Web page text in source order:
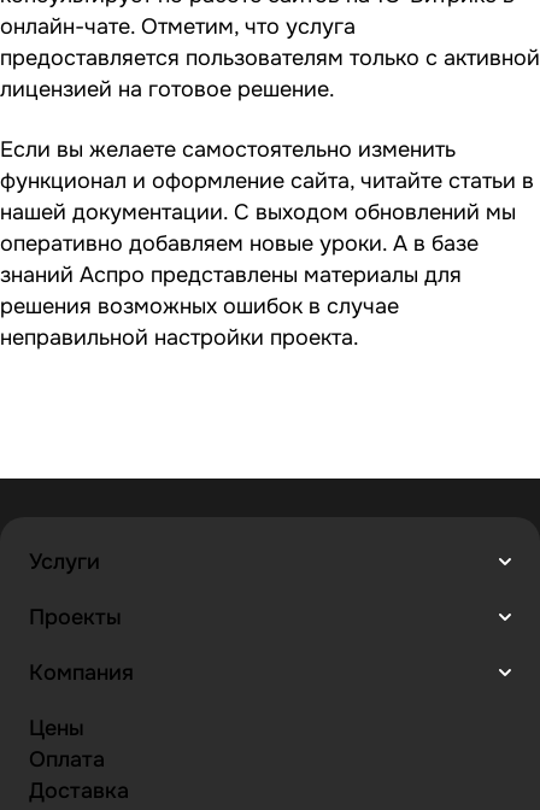
онлайн-чате. Отметим, что услуга
предоставляется пользователям только с активной
лицензией на готовое решение.
Если вы желаете самостоятельно изменить
функционал и оформление сайта, читайте статьи в
нашей документации. С выходом обновлений мы
оперативно добавляем новые уроки. А в базе
знаний Аспро представлены материалы для
решения возможных ошибок в случае
неправильной настройки проекта.
Услуги
Проекты
Компания
Цены
Оплата
Доставка